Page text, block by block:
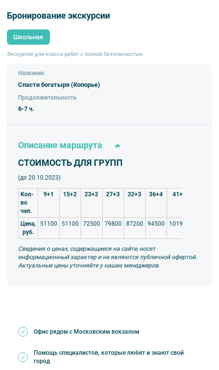
станет средневековая монета, которую своими руками может
отчеканить любой желающий.
Вас ждет:
экскурсию по крепости
Для учащихся 1-9 классов.
Бронирование экскурсии
Школьная
Экскурсия для класса ребят с полной безопасностью
Название
Спасти богатыря (Копорье)
Продолжительность
6-7 ч.
Описание маршрута
СТОИМОСТЬ ДЛЯ ГРУПП
(до 20.10.2023)
Кол-
во
чел.
9+1 15+2 23+2 27+3 32+3 36+4 41+4
Цена,
руб.
51100 51100 72500 79800 87200 94500 101900
Сведения о ценах, содержащиеся на сайте, носят
информационный характер и не являются публичной офертой.
Актуальные цены уточняйте у наших менеджеров.
Офис рядом с Московским вокзалом
Помощь специалистов, которые любят и знают свой
город